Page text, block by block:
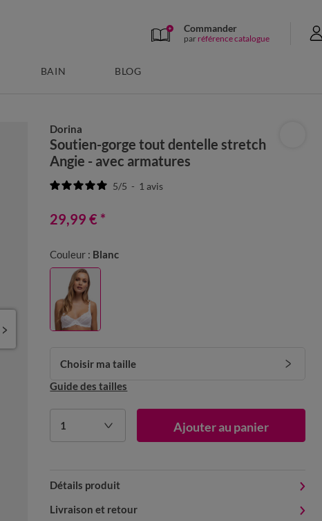
Commander
par référence catalogue
BAIN BLOG
Dorina
Soutien-gorge tout dentelle stretch
Angie - avec armatures
5/5 - 1avis
29,99 € *
Couleur : Blanc
Choisir ma taille
Guide des tailles
1 Ajouter au panier
Détails produit
Livraison et retour